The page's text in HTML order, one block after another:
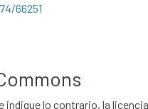
66251
indique lo contrario, la